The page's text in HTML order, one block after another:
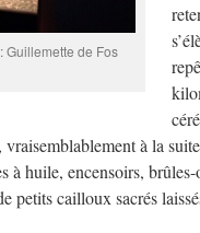
Guillemette de Fos
à la
à huile, encensoirs,
petits cailloux sacrés